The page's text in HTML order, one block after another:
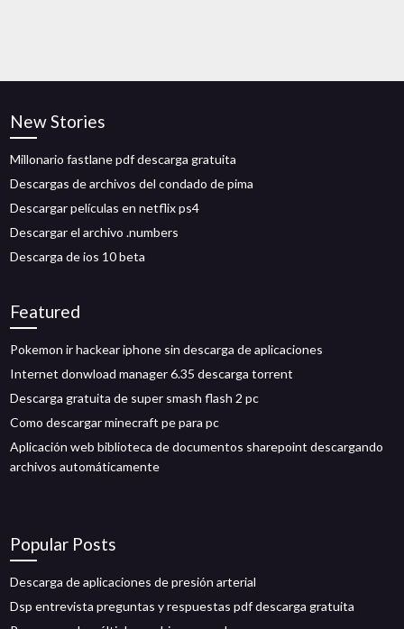
New Stories
Millonario fastlane pdf descarga gratuita
Descargas de archivos del condado de pima
Descargar películas en netflix ps4
Descargar el archivo .numbers
Descarga de ios 10 beta
Featured
Pokemon ir hackear iphone sin descarga de aplicaciones
Internet donwload manager 6.35 descarga torrent
Descarga gratuita de super smash flash 2 pc
Como descargar minecraft pe para pc
Aplicación web biblioteca de documentos sharepoint descargando
archivos automáticamente
Popular Posts
Descarga de aplicaciones de presión arterial
Dsp entrevista preguntas y respuestas pdf descarga gratuita